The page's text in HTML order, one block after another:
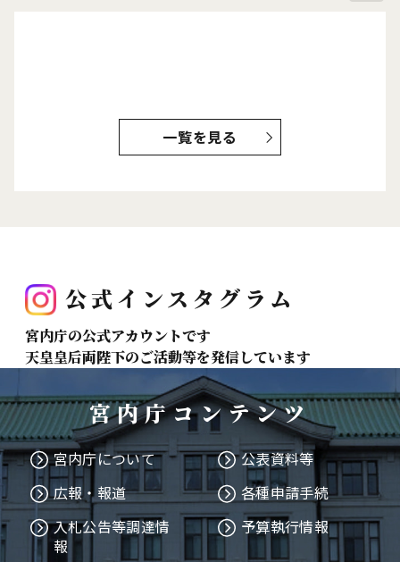
一覧を見る
公式インスタグラム
宮内庁の公式アカウントです
天皇皇后両陛下のご活動等を発信しています
宮内庁コンテンツ
宮内庁について
公表資料等
広報・報道
各種申請手続
入札公告等調達情
報
予算執行情報